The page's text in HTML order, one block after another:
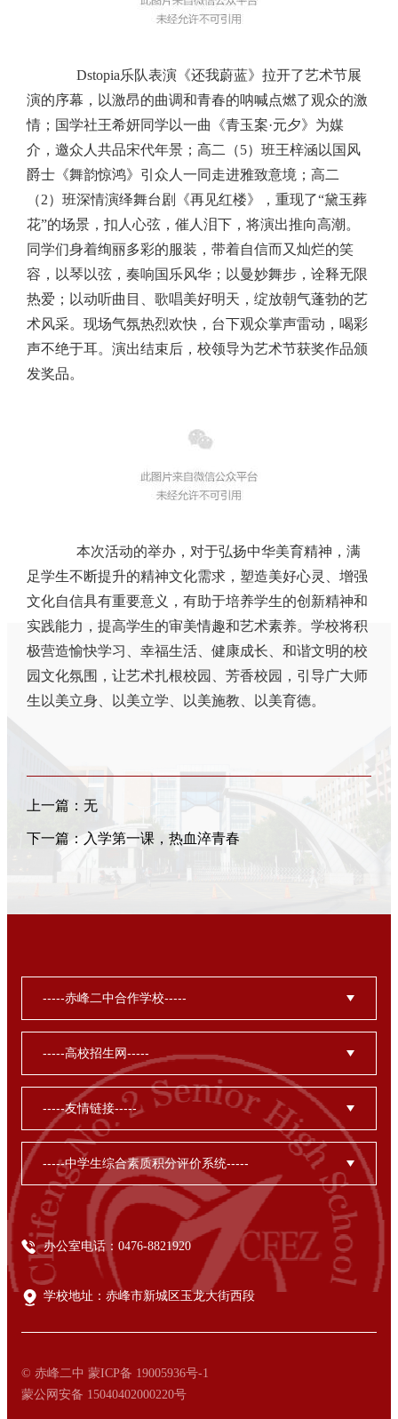
Dstopia乐队表演《还我蔚蓝》拉开了艺术节展
演的序幕，以激昂的曲调和青春的呐喊点燃了观众的激
情；国学社王希妍同学以一曲《青玉案·元夕》为媒
介，邀众人共品宋代年景；高二（5）班王梓涵以国风
爵士《舞韵惊鸿》引众人一同走进雅致意境；高二
（2）班深情演绎舞台剧《再见红楼》，重现了“黛玉葬
花”的场景，扣人心弦，催人泪下，将演出推向高潮。
同学们身着绚丽多彩的服装，带着自信而又灿烂的笑
容，以琴以弦，奏响国乐风华；以曼妙舞步，诠释无限
热爱；以动听曲目、歌唱美好明天，绽放朝气蓬勃的艺
术风采。现场气氛热烈欢快，台下观众掌声雷动，喝彩
声不绝于耳。演出结束后，校领导为艺术节获奖作品颁
发奖品。
本次活动的举办，对于弘扬中华美育精神，满
足学生不断提升的精神文化需求，塑造美好心灵、增强
文化自信具有重要意义，有助于培养学生的创新精神和
实践能力，提高学生的审美情趣和艺术素养。学校将积
极营造愉快学习、幸福生活、健康成长、和谐文明的校
园文化氛围，让艺术扎根校园、芳香校园，引导广大师
生以美立身、以美立学、以美施教、以美育德。
上一篇：无
下一篇：入学第一课，热血淬青春
办公室电话：0476-8821920
学校地址：赤峰市新城区玉龙大街西段
© 赤峰二中 蒙ICP备 19005936号-1
蒙公网安备 15040402000220号